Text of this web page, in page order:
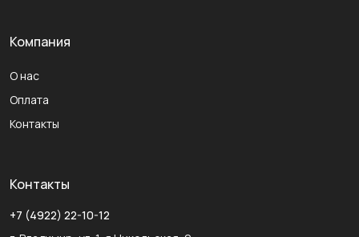
Компания
О нас
Оплата
Контакты
Контакты
+7 (4922) 22-10-12